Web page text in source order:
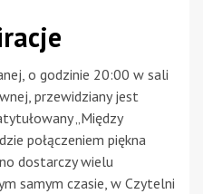
o godzinie 20:00 w sali
przewidziany jest
„Między
połączeniem piękna
dostarczy wielu
samym czasie, w Czytelni